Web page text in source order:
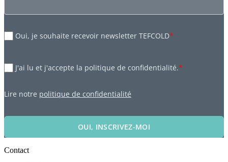
Oui, je souhaite recevoir newsletter TEFCOLD*
J'ai lu et j'accepte la politique de confidentialité.*
Lire notre politique de confidentialité
OUI, INSCRIVEZ-MOI
Contact